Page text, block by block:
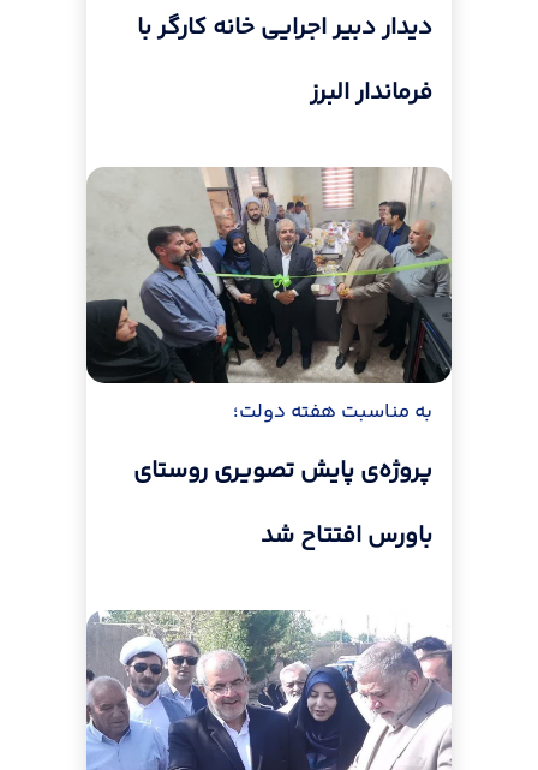
دیدار دبیر اجرایی خانه کارگر با
فرماندار البرز
به مناسبت هفته دولت؛
پروژه‌ی پایش تصویری روستای
باورس افتتاح شد